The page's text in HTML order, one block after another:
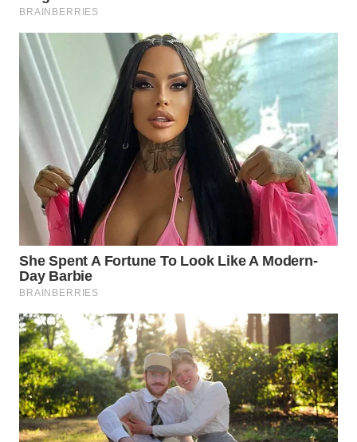
Media
WAHANA
NEWS
WAHANA
TANI
WAHANA
ADVOKAT
WAHANA
INFRASTRUKTUR
WAHANA
KONSUMEN
WAHANA
LISTRIK
WAHANA
TRAVEL